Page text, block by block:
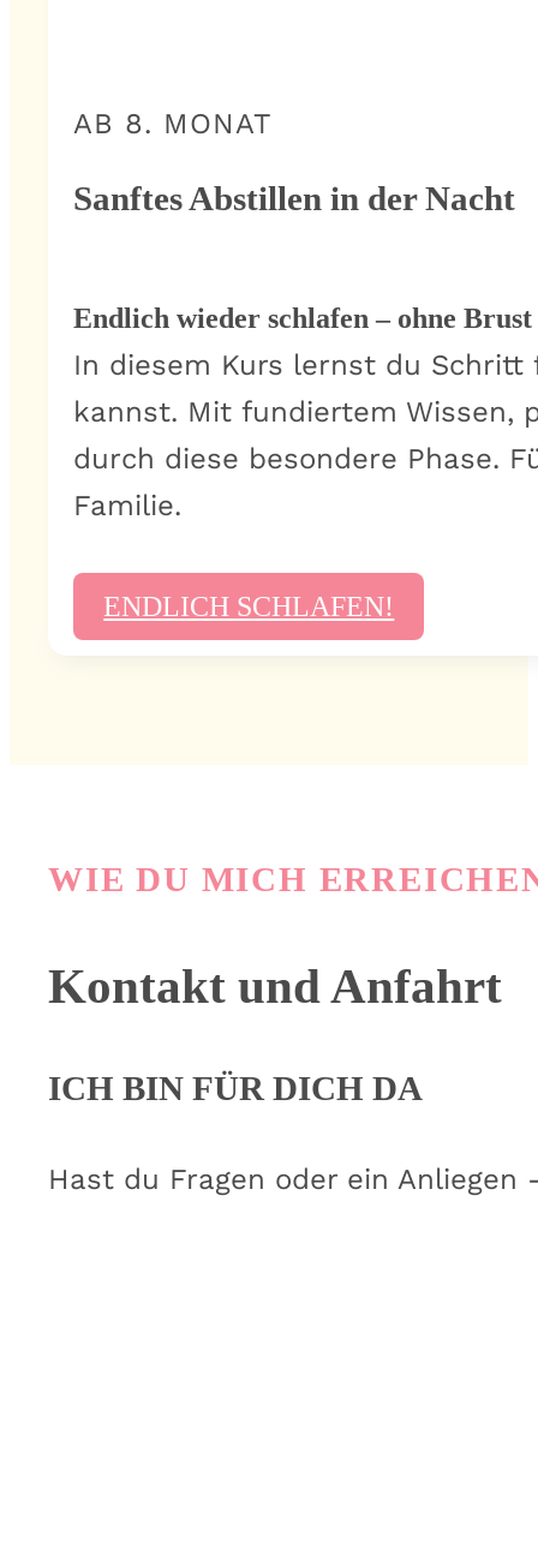
AB 8. MONAT
Sanftes Abstillen in der Nacht
Endlich wieder schlafen – ohne
In diesem Kurs lernst du
kannst. Mit fundiertem Wissen,
durch diese besondere Phase.
Familie.
ENDLICH SCHLAFEN!
WIE DU MICH
Kontakt und Anfahrt
ICH BIN FÜR DICH DA
Hast du Fragen oder ein Anliegen